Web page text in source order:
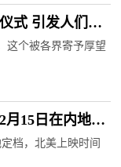
式 引发人们对
这个被各界寄予厚望
月15日在内地上
档，北美上映时间